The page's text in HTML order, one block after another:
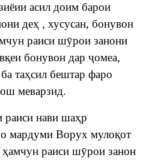
асил доим барои
деҳ , хусусан, бонувон
раиси шӯрои занони
қеи бонувон дар ҷомеа,
таҳсил бештар фаро
меварзид.
раиси нави шаҳр
мардуми Ворух мулоқот
ҳамчун раиси шӯрои занон